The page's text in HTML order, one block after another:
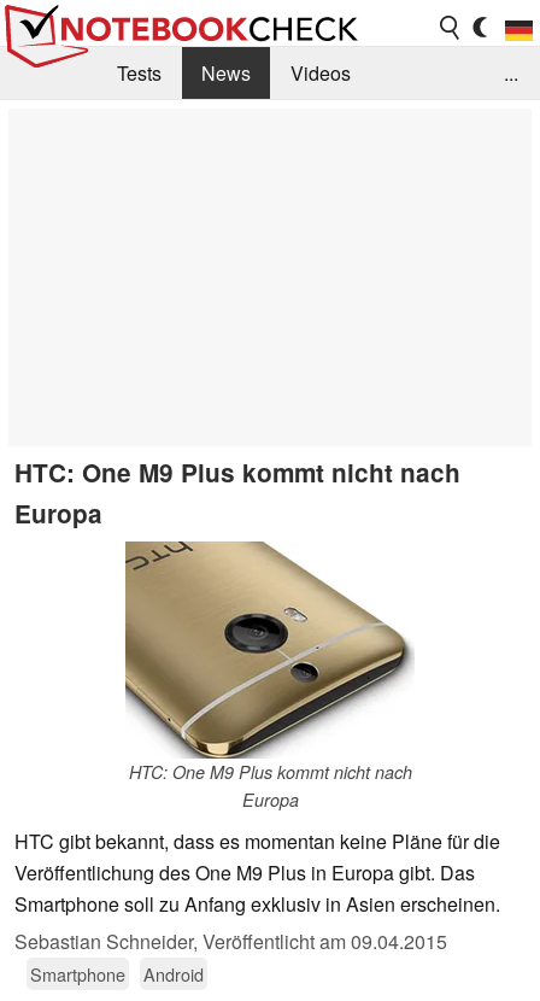
Tests News
Videos
...
HTC: One M9 Plus kommt nicht nach
Europa
HTC: One M9 Plus kommt nicht nach
Europa
HTC gibt bekannt, dass es momentan keine Pläne für die
Veröffentlichung des One M9 Plus in Europa gibt. Das
Smartphone soll zu Anfang exklusiv in Asien erscheinen.
Sebastian Schneider, Veröffentlicht am09.04.2015
Smartphone Android